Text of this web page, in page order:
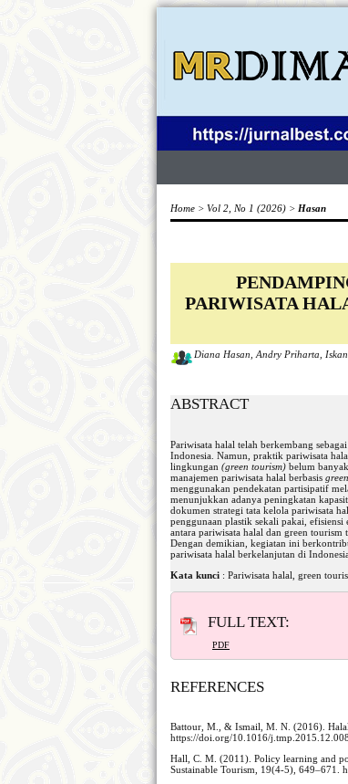
Home > Vol 2, No 1 (2026) > Hasan
PARIWISATA
Diana Hasan, Andry Priharta,
ABSTRACT
Pariwisata halal telah berkembang
Indonesia. Namun, praktik pariwisata
lingkungan (green tourism) belum
manajemen pariwisata halal berbasis
menggunakan pendekatan partisipatif
menunjukkan adanya peningkatan
dokumen strategi tata kelola pariwisata
penggunaan plastik sekali pakai,
antara pariwisata halal dan green
Dengan demikian, kegiatan ini
pariwisata halal berkelanjutan di
Kata kunci : Pariwisata halal, green
FULL TEXT:
PDF
REFERENCES
Battour, M., & Ismail, M. N. (2016). Halal
https://doi.org/10.1016/j.tmp.2015.12.008
Hall, C. M. (2011). Policy learning and
Sustainable Tourism, 19(4-5), 649–671.